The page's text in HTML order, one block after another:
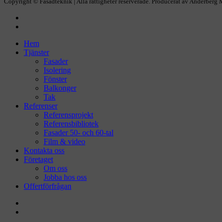
Close
Menu
Hem
Tjänster
Fasader
Isolering
Fönster
Balkonger
Tak
Referenser
Referensprojekt
Referensbibliotek
Fasader 50- och 60-tal
Film & video
Kontakta oss
Företaget
Om oss
Jobba hos oss
Offertförfrågan